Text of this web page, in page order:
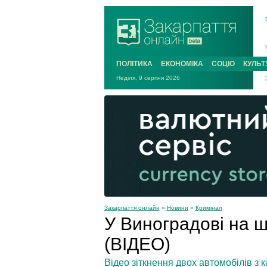
ПОЛІТИКА ЕКОНОМІКА СОЦІО
Неділя, 9 серпня 2026
Закарпаття онлайн » Новини » Кримінал
У Виноградові на
(ВІДЕО)
Відео зіткнення двох автомобілів